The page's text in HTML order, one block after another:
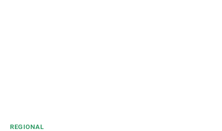
REGIONAL